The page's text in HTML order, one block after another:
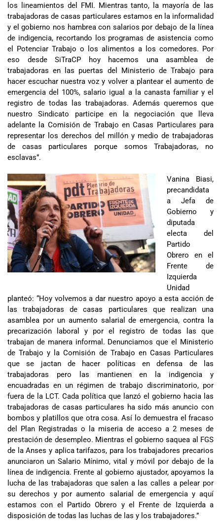
los lineamientos del FMI. Mientras tanto, la mayoría de las
trabajadoras de casas particulares estamos en la informalidad
y el gobierno nos hambrea con salarios por debajo de la línea
de indigencia, recortando los programas de asistencia como
el Potenciar Trabajo o los alimentos a los comedores. Por
eso desde SiTraCP hoy hacemos una asamblea de
trabajadoras en las puertas del Ministerio de Trabajo para
hacer escuchar nuestra voz y volver a plantear el aumento de
emergencia del 100%, salario igual a la canasta familiar y el
registro de todas las trabajadoras. Además queremos que
nuestro Sindicato participe en la negociación que lleva
adelante la Comisión de Trabajo en Casas Particulares para
representar los derechos del millón y medio de trabajadoras
de casas particulares porque somos Trabajadoras, no
esclavas”.
Vanina Biasi,
precandidata
a Jefa de
Gobierno y
diputada
electa del
Partido
Obrero en el
Frente de
Izquierda
Unidad
planteó: “Hoy volvemos a dar nuestro apoyo a esta acción de
las trabajadoras de casas particulares que realizan una
asamblea por un aumento salarial de emergencia, contra la
precarización laboral y por el registro de todas las que
trabajan de manera informal. Denunciamos que el Ministerio
de Trabajo y la Comisión de Trabajo en Casas Particulares
que se jactan de hacer políticas en defensa de las
trabajadoras pero las mantienen en la indigencia y
encuadradas en un régimen de trabajo discriminatorio, por
fuera de la LCT. Cada política que lanzó el gobierno hacia las
trabajadoras de casas particulares ha sido más anuncio con
bombos y platillos que otra cosa. Así lo demuestra el fracaso
del Plan Registradas o la miseria de acceso a 2 meses de
prestación de desempleo. Mientras el gobierno saquea al FGS
de la Anses y aplica tarifazos, para los trabajadores precarios
anunciaron un Salario Mínimo, vital y móvil por debajo de la
línea de indigencia. Frente al gobierno ajustador, apoyamos la
lucha de las trabajadoras que salen a las calles a pelear por
su derechos y por aumento salarial de emergencia y aquí
estamos con el Partido Obrero y el Frente de Izquierda a
disposición de todas las luchas de las y los trabajadores.”